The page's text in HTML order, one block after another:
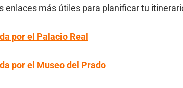
enlaces más útiles para planificar tu
por el Palacio Real
por el Museo del Prado